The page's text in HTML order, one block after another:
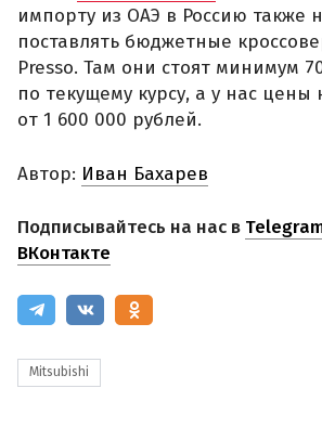
импорту из ОАЭ в Россию также
поставлять бюджетные
Presso. Там они стоят минимум
по текущему курсу, а у нас цены
от 1 600 000 рублей.
Автор: Иван Бахарев
Подписывайтесь на нас в
ВКонтакте
Mitsubishi